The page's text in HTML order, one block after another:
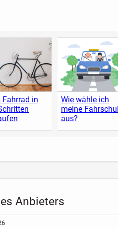
Fahrrad in
Wie wähle ich
meine
aus?
Anbieters